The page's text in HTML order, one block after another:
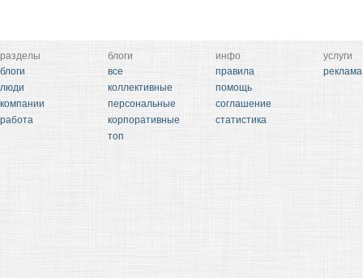
разделы
блоги
люди
компании
работа
блоги
все
коллективные
персональные
корпоративные
топ
инфо
правила
помощь
соглашение
статистика
услуги
реклама